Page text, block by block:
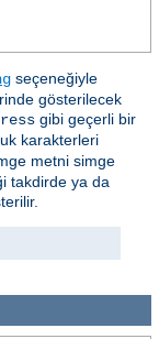
seçeneğiyle
gösterilecek
gibi geçerli bir
karakterleri
metni simge
takdirde ya da